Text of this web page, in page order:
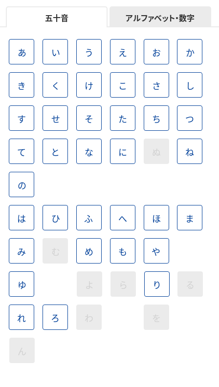
五十音 アルファベット・数字
あ い う え お か
き く け こ さ し
す せ そ た ち つ
て と な に ぬ ね
の
は ひ ふ へ ほ ま
み む め も や
ゆ よ ら り る
れ ろ わ を
ん